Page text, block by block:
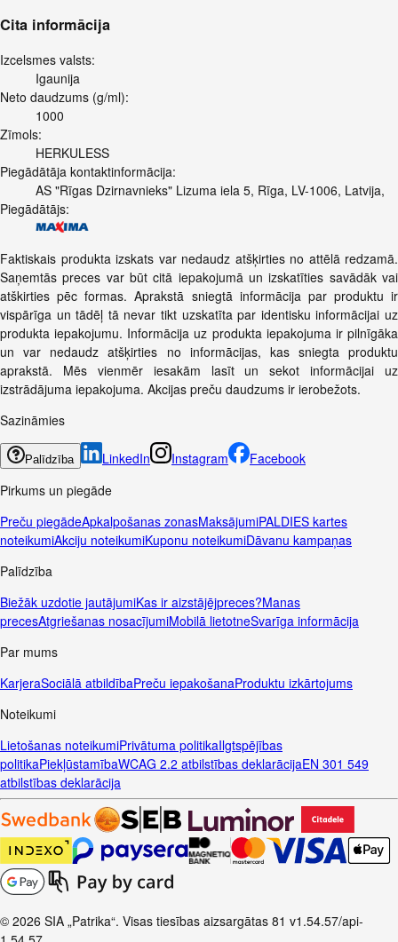
Cita informācija
Izcelsmes valsts:
Igaunija
Neto daudzums (g/ml):
1000
Zīmols:
HERKULESS
Piegādātāja kontaktinformācija:
AS "Rīgas Dzirnavnieks" Lizuma iela 5, Rīga, LV-1006, Latvija,
Piegādātājs:
Faktiskais produkta izskats var nedaudz atšķirties no attēlā redzamā.
Saņemtās preces var būt citā iepakojumā un izskatīties savādāk vai
atškirties pēc formas. Aprakstā sniegtā informācija par produktu ir
vispārīga un tādēļ tā nevar tikt uzskatīta par identisku informācijai uz
produkta iepakojumu. Informācija uz produkta iepakojuma ir pilnīgāka
un var nedaudz atšķirties no informācijas, kas sniegta produktu
aprakstā. Mēs vienmēr iesakām lasīt un sekot informācijai uz
izstrādājuma iepakojuma. Akcijas preču daudzums ir ierobežots.
Sazināmies
Palīdzība LinkedIn Instagram
Facebook
Pirkums un piegāde
Preču piegādeApkalpošanas zonasMaksājumiPALDIES kartes
noteikumiAkciju noteikumiKuponu noteikumiDāvanu kampaņas
Palīdzība
Biežāk uzdotie jautājumiKas ir aizstājējpreces?Manas
precesAtgriešanas nosacījumiMobilā lietotneSvarīga informācija
Par mums
KarjeraSociālā atbildībaPreču iepakošanaProduktu izkārtojums
Noteikumi
Lietošanas noteikumiPrivātuma politikaIlgtspējības
politikaPiekļūstamībaWCAG 2.2 atbilstības deklarācijaEN 301 549
atbilstības deklarācija
© 2026 SIA „Patrika“. Visas tiesības aizsargātas 81 v1.54.57/api-